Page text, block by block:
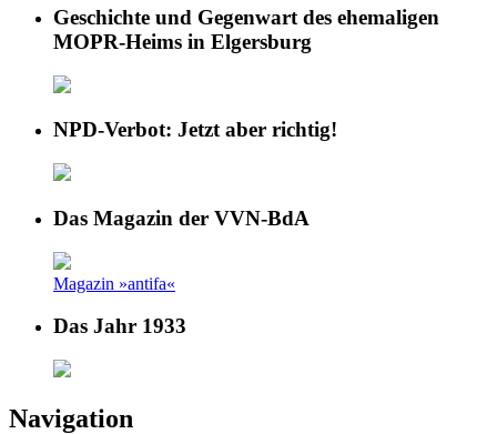
Geschichte und Gegenwart des ehemaligen
MOPR-Heims in Elgersburg
NPD-Verbot: Jetzt aber richtig!
Das Magazin der VVN-BdA
Magazin »antifa«
Das Jahr 1933
Navigation